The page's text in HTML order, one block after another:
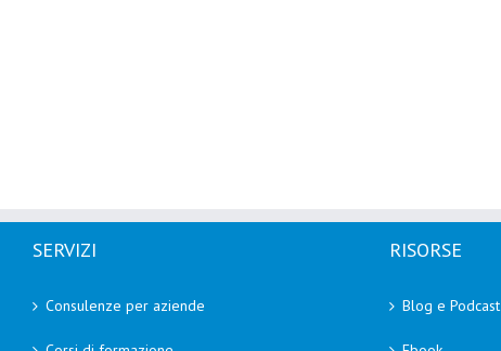
SERVIZI
Consulenze per aziende
RISORSE
Blog e Podcast